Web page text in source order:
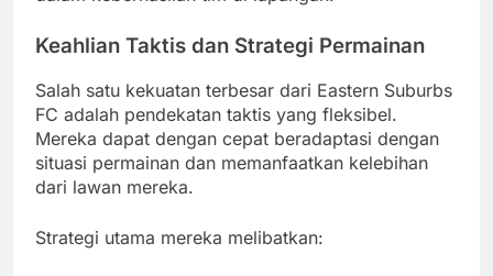
Keahlian Taktis dan Strategi Permainan
Salah satu kekuatan terbesar dari Eastern Suburbs
FC adalah pendekatan taktis yang fleksibel.
Mereka dapat dengan cepat beradaptasi dengan
situasi permainan dan memanfaatkan kelebihan
dari lawan mereka.
Strategi utama mereka melibatkan: